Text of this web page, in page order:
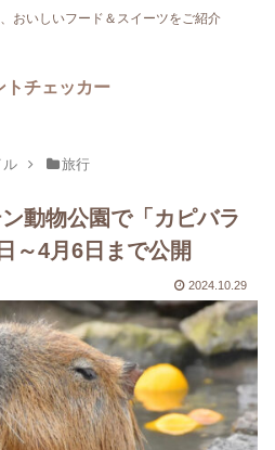
おいしいフード＆スイーツをご紹介
トチェッカー
ル 旅行
動物公園で「カピバラ
～4月6日まで公開
2024.10.29